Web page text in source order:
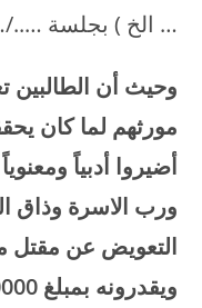
… الخ ) بجلسة …../…./
وحيث أن الطالبين
مورثهم لما كان
أضيروا أدبياً
ورب الاسرة وذاق
التعويض عن مقتل